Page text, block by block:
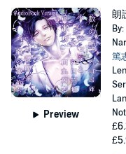
Preview
朗
By:
篤